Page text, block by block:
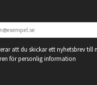
att du skickar ett nyhetsbrev till
för personlig information